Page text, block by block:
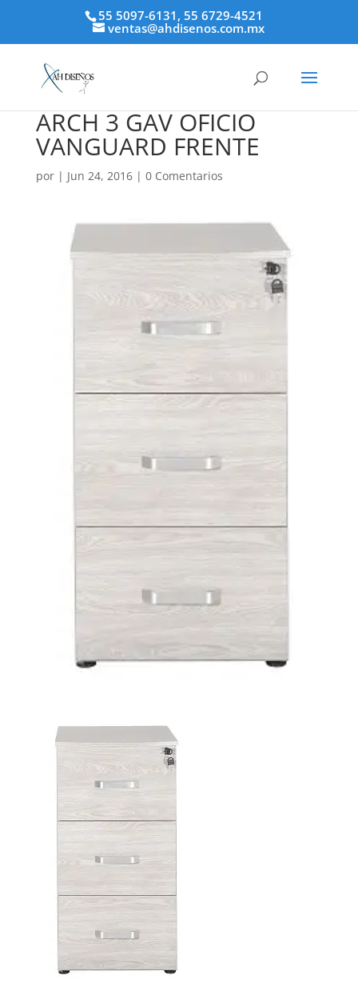
55 5097-6131, 55 6729-4521
ventas@ahdisenos.com.mx
ARCH 3 GAV OFICIO
VANGUARD FRENTE
por | Jun 24, 2016| 0 Comentarios